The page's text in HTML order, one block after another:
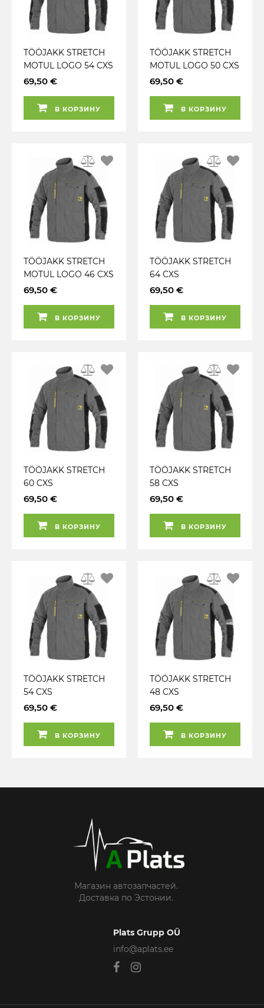
TÖÖJAKK STRETCH
MOTUL LOGO 54 CXS
69,50 €
В КОРЗИНУ
TÖÖJAKK STRETCH
MOTUL LOGO 50 CXS
69,50 €
В КОРЗИНУ
TÖÖJAKK STRETCH
MOTUL LOGO 46 CXS
69,50 €
В КОРЗИНУ
TÖÖJAKK STRETCH
64 CXS
69,50 €
В КОРЗИНУ
TÖÖJAKK STRETCH
60 CXS
69,50 €
В КОРЗИНУ
TÖÖJAKK STRETCH
58 CXS
69,50 €
В КОРЗИНУ
TÖÖJAKK STRETCH
54 CXS
69,50 €
В КОРЗИНУ
TÖÖJAKK STRETCH
48 CXS
69,50 €
В КОРЗИНУ
Магазин автозапчастей.
Доставка по Эстонии.
Plats Grupp OÜ
info@aplats.ee